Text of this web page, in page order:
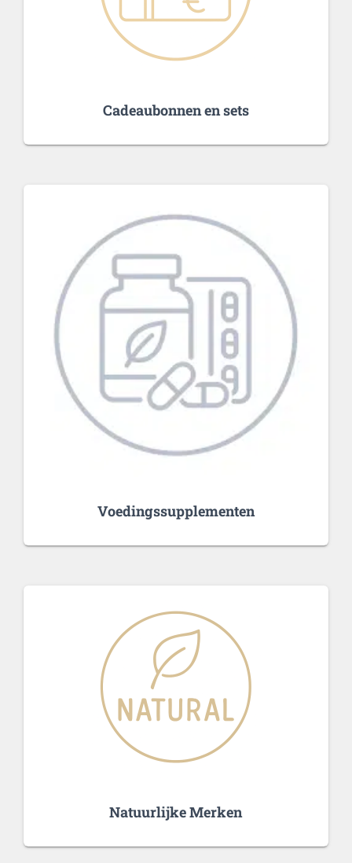
Cadeaubonnen en sets
Voedingssupplementen
Natuurlijke Merken